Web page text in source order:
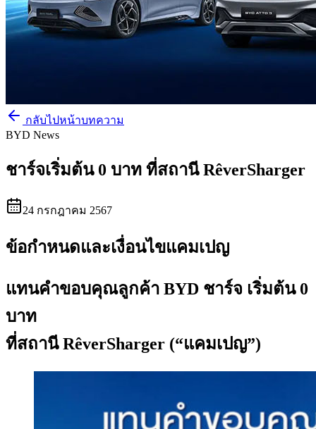
กลับไปหน้าบทความ
BYD News
ชาร์จเริ่มต้น 0 บาท ที่สถานี RêverSharger
24 กรกฎาคม 2567
ข้อกำหนดและเงื่อนไขแคมเปญ
แทนคำขอบคุณลูกค้า BYD ชาร์จ เริ่มต้น 0
บาท
ที่สถานี RêverSharger (“แคมเปญ”)